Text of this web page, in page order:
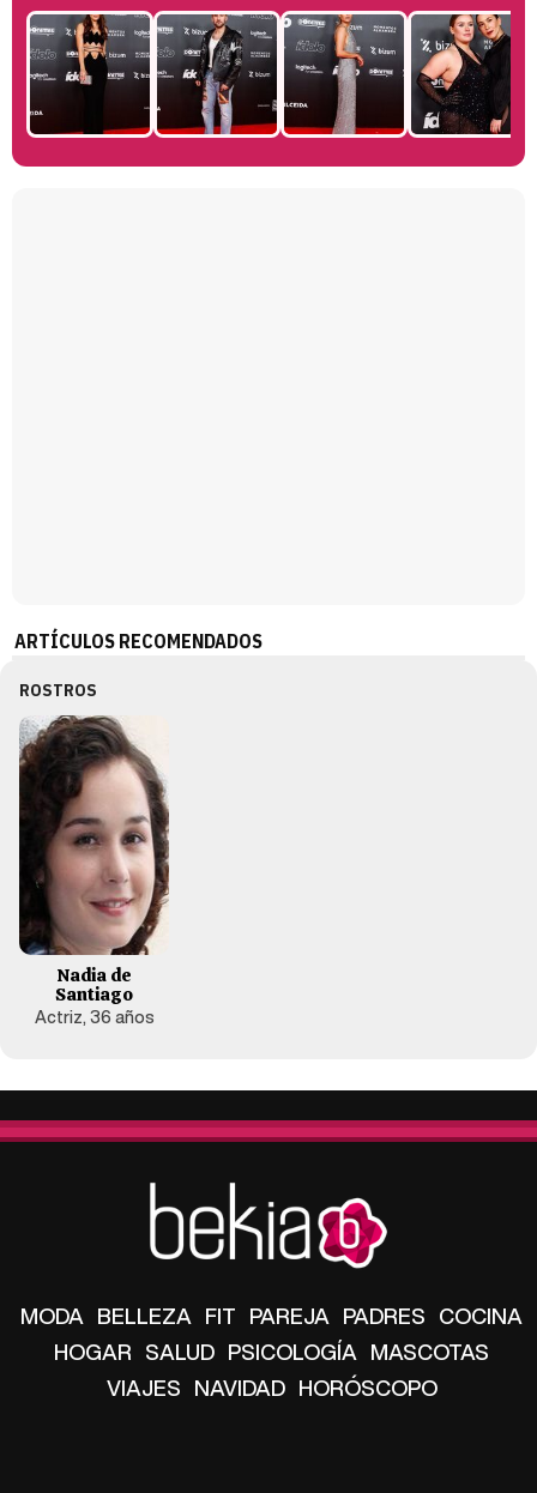
Manu Baqueiro: "Tuve como referente a Bruce Willis en 'Luz de Luna' para mi trabajo en la serie 'Perdiendo el juicio'"
ARTÍCULOS RECOMENDADOS
ROSTROS
Nadia de
Santiago
Actriz, 36 años
MODA BELLEZA FIT PAREJA PADRES COCINA
HOGAR SALUD PSICOLOGÍA MASCOTAS
VIAJES NAVIDAD HORÓSCOPO